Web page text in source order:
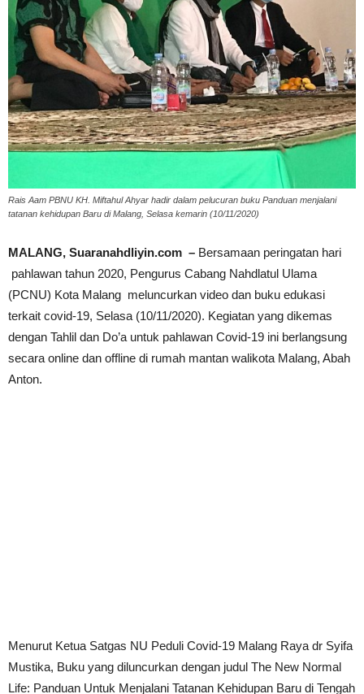
Rais Aam PBNU KH. Miftahul Ahyar hadir dalam pelucuran buku Panduan menjalani
tatanan kehidupan Baru di Malang, Selasa kemarin (10/11/2020)
MALANG, Suaranahdliyin.com – Bersamaan peringatan hari
pahlawan tahun 2020, Pengurus Cabang Nahdlatul Ulama
(PCNU) Kota Malang meluncurkan video dan buku edukasi
terkait covid-19, Selasa (10/11/2020). Kegiatan yang dikemas
dengan Tahlil dan Do’a untuk pahlawan Covid-19 ini berlangsung
secara online dan offline di rumah mantan walikota Malang, Abah
Anton.
Menurut Ketua Satgas NU Peduli Covid-19 Malang Raya dr Syifa
Mustika, Buku yang diluncurkan dengan judul The New Normal
Life: Panduan Untuk Menjalani Tatanan Kehidupan Baru di Tengah